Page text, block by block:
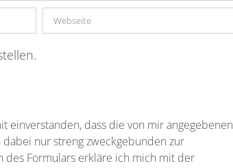
einverstanden, dass die von mir angegebenen
nur streng zweckgebunden zur
Formulars erkläre ich mich mit der